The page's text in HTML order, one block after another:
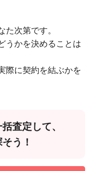
次第です。
うかを決めることは
際に契約を結ぶかを
査定して、
う！